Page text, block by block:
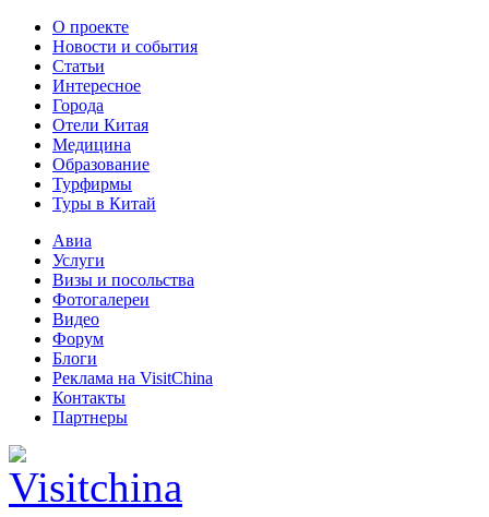
О проекте
Новости и события
Статьи
Интересное
Города
Отели Китая
Медицина
Образование
Турфирмы
Туры в Китай
Авиа
Услуги
Визы и посольства
Фотогалереи
Видео
Форум
Блоги
Реклама на VisitChina
Контакты
Партнеры